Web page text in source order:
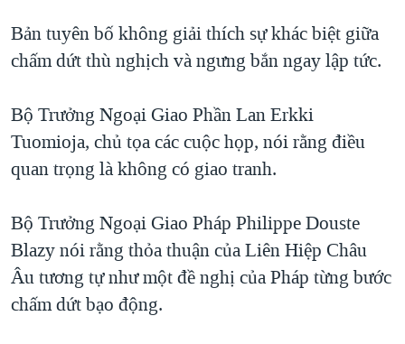
KHOA HỌC
SỨC KHOẺ
THỂ THAO
GIÁO DỤC
NGÀY TỊ NẠN THẾ GIỚI
TRỊNH VĨNH BÌNH - NGƯỜI HẠ 'BÊN THẮNG CUỘC'
GROUND ZERO – XƯA VÀ NAY
CHI PHÍ CHIẾN TRANH AFGHANISTAN
CÁC GIÁ TRỊ CỘNG HÒA Ở VIỆT NAM
TRỊNH VĨNH BÌNH VS. CHÍNH PHỦ VIỆT NAM
NGƯ DÂN VIỆT VÀ LÀN SÓNG TRỘM HẢI SÂM
BÊN KIA QUỐC LỘ: TIẾNG VỌNG TỪ NÔNG THÔN MỸ
Bản tuyên bố không giải thích sự khác biệt giữa
chấm dứt thù nghịch và ngưng bắn ngay lập tức.
Bộ Trưởng Ngoại Giao Phần Lan Erkki
Tuomioja, chủ tọa các cuộc họp, nói rằng điều
quan trọng là không có giao tranh.
Bộ Trưởng Ngoại Giao Pháp Philippe Douste
Blazy nói rằng thỏa thuận của Liên Hiệp Châu
Âu tương tự như một đề nghị của Pháp từng bước
chấm dứt bạo động.